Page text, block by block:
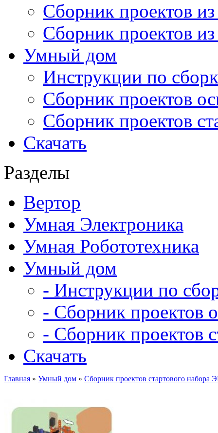
Сборник проектов
Сборник проектов
Умный дом
Инструкции по
Сборник проектов
Сборник проектов
Скачать
Разделы
Вертор
Умная Электроника
Умная Робототехника
Умный дом
- Инструкции по
- Сборник проектов
- Сборник проектов
Скачать
Главная » Умный дом » Сборник проектов стартового набора